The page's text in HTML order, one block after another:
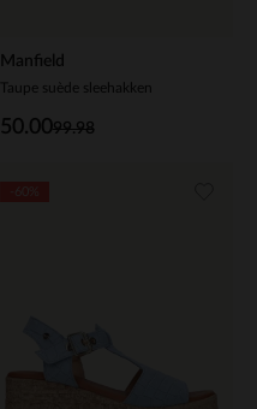
Manfield
Taupe suède sleehakken
99.98
50.00